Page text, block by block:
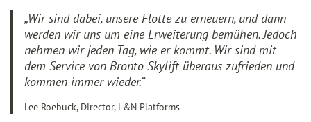
„Wir sind dabei, unsere Flotte zu erneuern, und dann
werden wir uns um eine Erweiterung bemühen. Jedoch
nehmen wir jeden Tag, wie er kommt. Wir sind mit
dem Service von Bronto Skylift überaus zufrieden und
kommen immer wieder.“
Lee Roebuck, Director, L&N Platforms